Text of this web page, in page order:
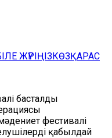
ЖҮРІҢІЗКӨЗҚАРАС
басталды
фестивалі
қабылдай